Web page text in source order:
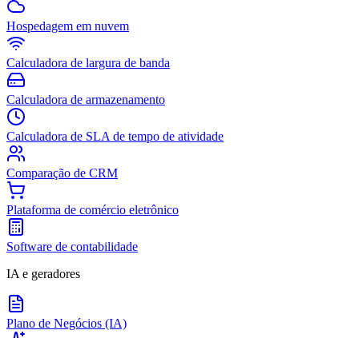
Hospedagem em nuvem
Calculadora de largura de banda
Calculadora de armazenamento
Calculadora de SLA de tempo de atividade
Comparação de CRM
Plataforma de comércio eletrônico
Software de contabilidade
IA e geradores
Plano de Negócios (IA)